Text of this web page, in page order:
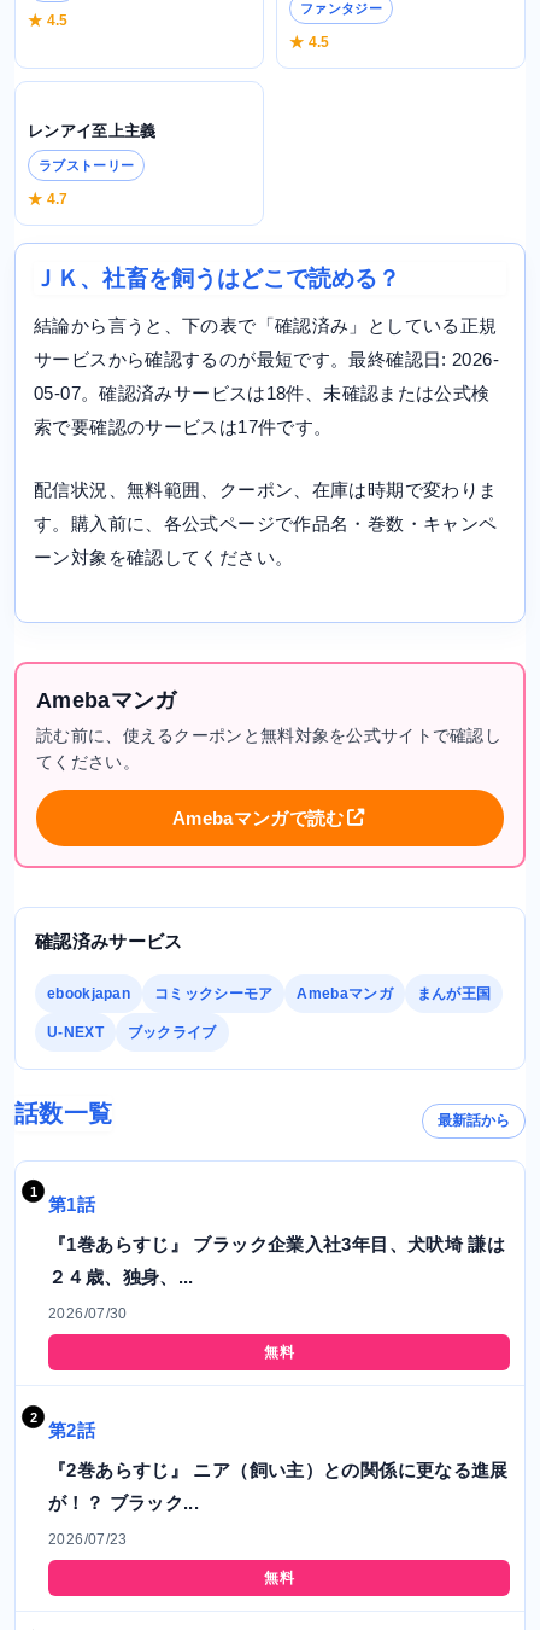
★ 4.5
ファンタジー
★ 4.5
レンアイ至上主義
ラブストーリー
★ 4.7
ＪＫ、社畜を飼うはどこで読める？
結論から言うと、下の表で「確認済み」としている正規
サービスから確認するのが最短です。最終確認日: 2026-
05-07。確認済みサービスは18件、未確認または公式検
索で要確認のサービスは17件です。
配信状況、無料範囲、クーポン、在庫は時期で変わりま
す。購入前に、各公式ページで作品名・巻数・キャンペ
ーン対象を確認してください。
Amebaマンガ
読む前に、使えるクーポンと無料対象を公式サイトで確認し
てください。
Amebaマンガで読む
確認済みサービス
ebookjapan コミックシーモア Amebaマンガ まんが王国
U-NEXT ブックライブ
話数一覧 最新話から
第1話
『1巻あらすじ』 ブラック企業入社3年目、犬吠埼 謙は
２４歳、独身、...
2026/07/30
無料
第2話
『2巻あらすじ』 ニア（飼い主）との関係に更なる進展
が！？ ブラック...
2026/07/23
無料